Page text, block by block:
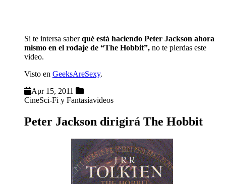
Si te intersa saberqué está haciendo Peter Jackson ahora
mismo en el rodaje de “The Hobbit”, no te pierdas este
video.
Visto en GeeksAreSexy.
Apr 15, 2011
CineSci-Fi y Fantasíavideos
Peter Jackson dirigirá The Hobbit